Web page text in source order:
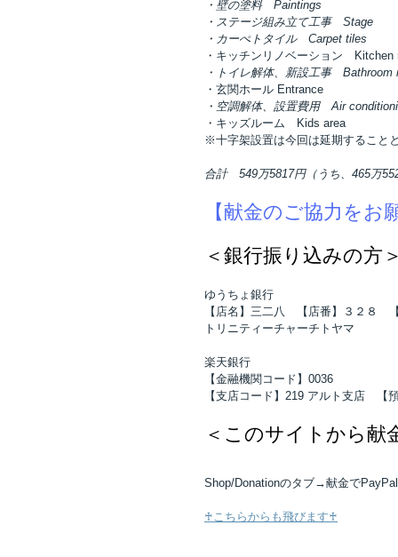
・壁の塗料　Paintings　　　　　
・ステージ組み立て工事　Stage　
・カーぺトタイル　Carpet tiles　
・キッチンリノベーション　
・トイレ解体、新設工事　
・玄関ホール Entrance　　　　
・空調解体、設置費用　Air
・キッズルーム　Kids area　　
※十字架設置は今回は延期するこ
合計　549万5817円（うち、465万
【献金のご協力を
＜銀行振り込みの方
ゆうちょ銀行
【店名】三二八　【店番】３２８
トリニティーチャーチトヤマ
楽天銀行
【金融機関コード】0036
【支店コード】219 アルト支店　
＜このサイトから献
Shop/Donationのタブ→献金で
♰こちらからも飛びます♰